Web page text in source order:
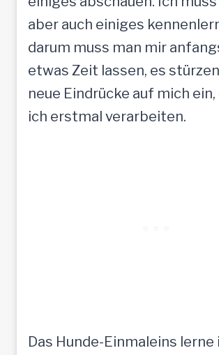
aber auch einiges
darum muss man mir
etwas Zeit lassen, es
neue Eindrücke auf mich
ich erstmal verarbeiten.
Das Hunde-Einmaleins lerne